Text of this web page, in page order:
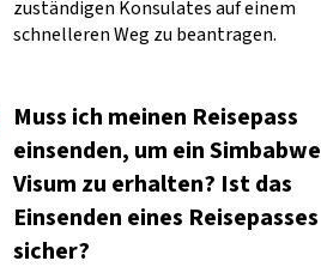
zuständigen Konsulates auf einem
schnelleren Weg zu beantragen.
Muss ich meinen Reisepass
einsenden, um ein Simbabwe
Visum zu erhalten? Ist das
Einsenden eines Reisepasses
sicher?